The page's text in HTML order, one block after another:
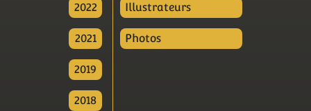
2022
2021
2019
2018
Illustrateurs
Photos